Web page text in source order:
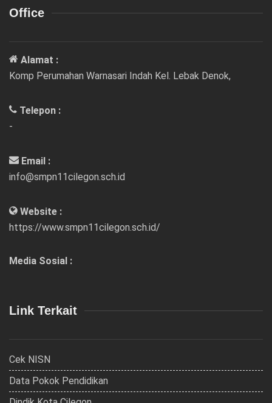
Office
Alamat :
Komp Perumahan Warnasari Indah Kel. Lebak Denok,
Telepon :
-
Email :
info@smpn11cilegon.sch.id
Website :
https://www.smpn11cilegon.sch.id/
Media Sosial :
Link Terkait
Cek NISN
Data Pokok Pendidikan